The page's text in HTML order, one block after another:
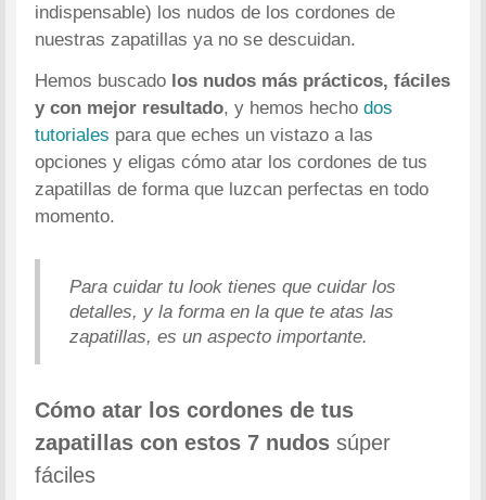
indispensable) los nudos de los cordones de
nuestras zapatillas ya no se descuidan.
Hemos buscado los nudos más prácticos, fáciles
y con mejor resultado, y hemos hecho dos
tutoriales para que eches un vistazo a las
opciones y eligas cómo atar los cordones de tus
zapatillas de forma que luzcan perfectas en todo
momento.
Para cuidar tu look tienes que cuidar los
detalles, y la forma en la que te atas las
zapatillas, es un aspecto importante.
Cómo atar los cordones de tus
zapatillas con estos 7 nudos súper
fáciles